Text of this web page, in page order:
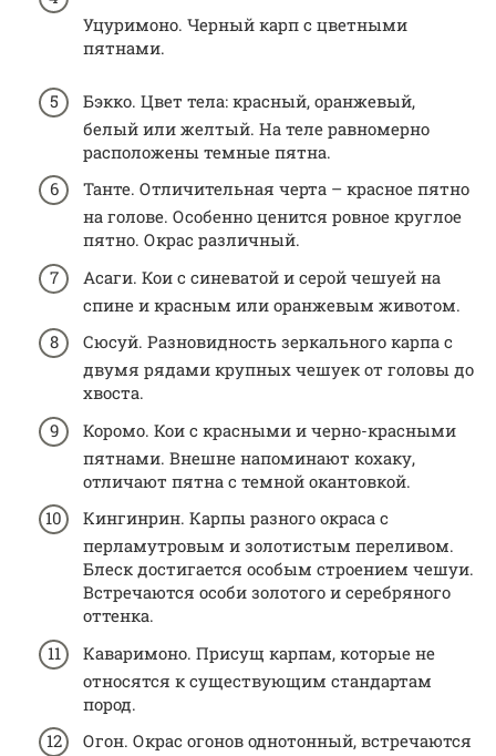
Уцуримоно. Черный карп с цветными
пятнами.
Бэкко. Цвет тела: красный, оранжевый,
белый или желтый. На теле равномерно
расположены темные пятна.
Танте. Отличительная черта – красное пятно
на голове. Особенно ценится ровное круглое
пятно. Окрас различный.
Асаги. Кои с синеватой и серой чешуей на
спине и красным или оранжевым животом.
Сюсуй. Разновидность зеркального карпа с
двумя рядами крупных чешуек от головы до
хвоста.
Коромо. Кои с красными и черно-красными
пятнами. Внешне напоминают кохаку,
отличают пятна с темной окантовкой.
Кингинрин. Карпы разного окраса с
перламутровым и золотистым переливом.
Блеск достигается особым строением чешуи.
Встречаются особи золотого и серебряного
оттенка.
Каваримоно. Присущ карпам, которые не
относятся к существующим стандартам
пород.
Огон. Окрас огонов однотонный, встречаются